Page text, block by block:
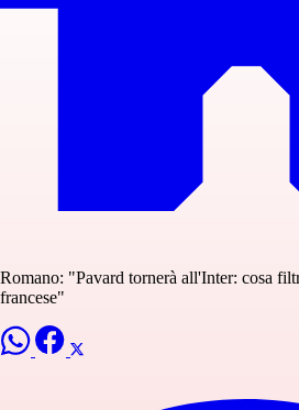
Romano: "Pavard tornerà all'Inter: cosa
francese"